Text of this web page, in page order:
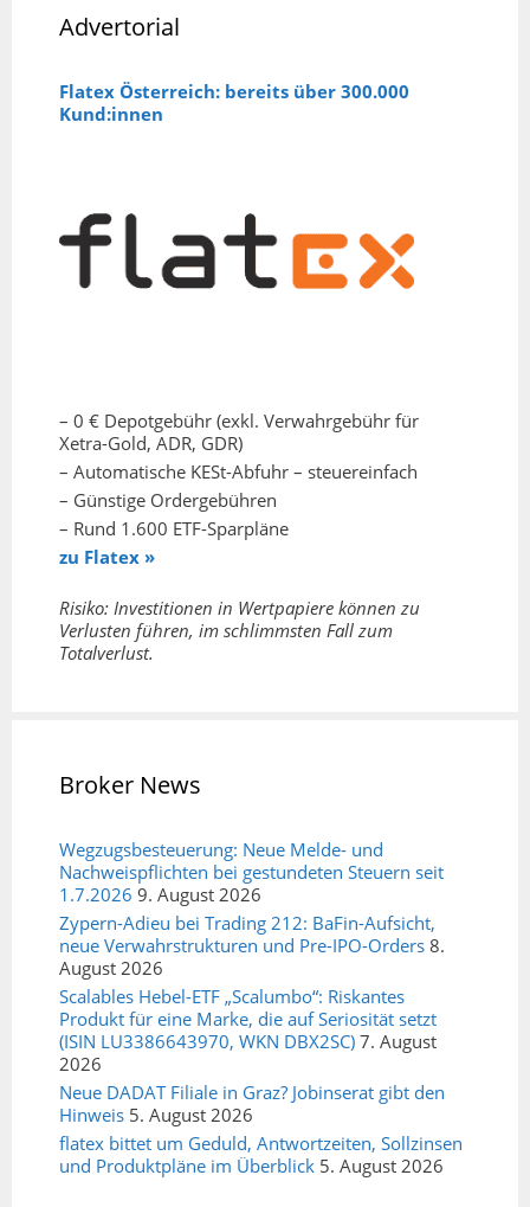
Advertorial
Flatex Österreich: bereits über 300.000
Kund:innen
– 0 € Depotgebühr (exkl. Verwahrgebühr für
Xetra-Gold, ADR, GDR)
– Automatische KESt-Abfuhr – steuereinfach
– Günstige Ordergebühren
– Rund 1.600 ETF-Sparpläne
zu Flatex »
Risiko: Investitionen in Wertpapiere können zu
Verlusten führen, im schlimmsten Fall zum
Totalverlust.
Broker News
Wegzugsbesteuerung: Neue Melde- und
Nachweispflichten bei gestundeten Steuern seit
1.7.2026 9. August 2026
Zypern-Adieu bei Trading 212: BaFin-Aufsicht,
neue Verwahrstrukturen und Pre-IPO-Orders 8.
August 2026
Scalables Hebel-ETF „Scalumbo“: Riskantes
Produkt für eine Marke, die auf Seriosität setzt
(ISIN LU3386643970, WKN DBX2SC) 7. August
2026
Neue DADAT Filiale in Graz? Jobinserat gibt den
Hinweis 5. August 2026
flatex bittet um Geduld, Antwortzeiten, Sollzinsen
und Produktpläne im Überblick 5. August 2026